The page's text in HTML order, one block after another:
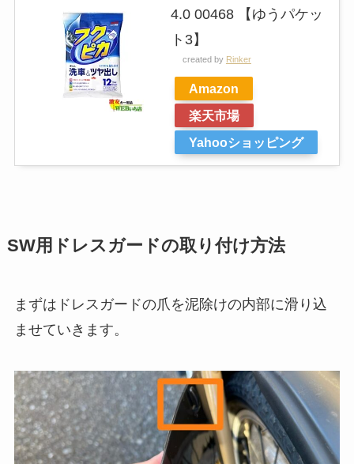
4.0 00468 【ゆうパケッ
ト3】
created by Rinker
Amazon
楽天市場
Yahooショッピング
SW用ドレスガードの取り付け方法
まずはドレスガードの爪を泥除けの内部に滑り込
ませていきます。